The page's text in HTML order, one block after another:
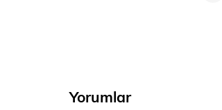
Yorumlar